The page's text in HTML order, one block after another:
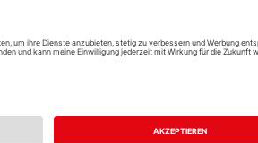
Online
Beim Händler